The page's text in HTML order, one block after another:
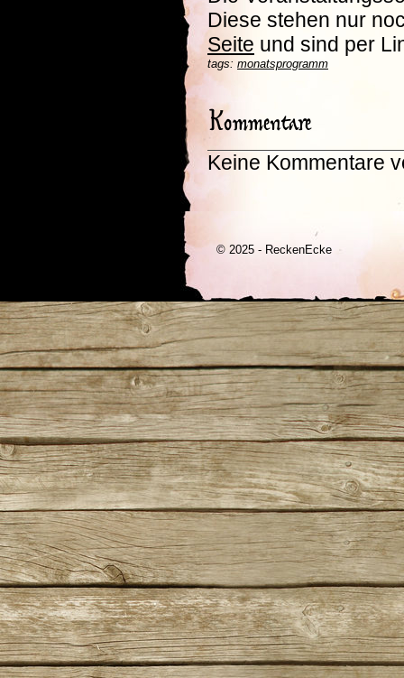
Diese stehen nur
Seite und sind per
tags: monatsprogramm
Kommentare
Keine Kommentare
© 2025 - ReckenEcke